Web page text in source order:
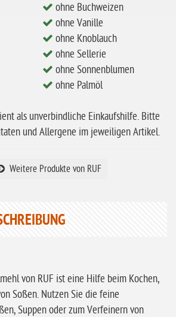
ohne Buchweizen
ohne Vanille
ohne Knoblauch
ohne Sellerie
ohne Sonnenblumen
ohne Palmöl
als unverbindliche Einkaufshilfe. Bitte
und Allergene im jeweiligen Artikel.
Weitere Produkte von RUF
von RUF ist eine Hilfe beim Kochen,
Soßen. Nutzen Sie die feine
Suppen oder zum Verfeinern von